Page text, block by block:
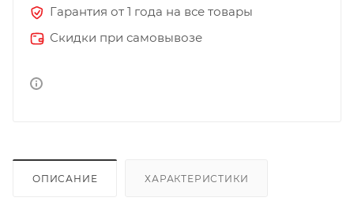
Гарантия от 1 года на все товары
Скидки при самовывозе
ОПИСАНИЕ ХАРАКТЕРИСТИКИ